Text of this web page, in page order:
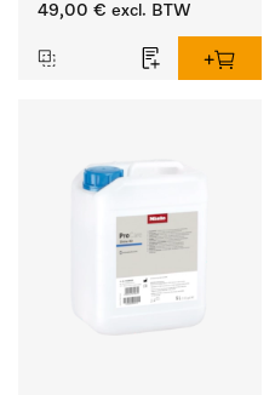
bestek en glazen.
49,00 € excl. BTW